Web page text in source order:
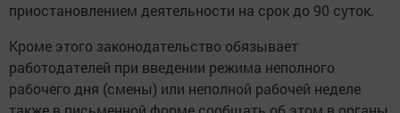
приостановлением деятельности на срок до 90 суток.
Кроме этого законодательство обязывает
работодателей при введении режима неполного
рабочего дня (смены) или неполной рабочей неделе